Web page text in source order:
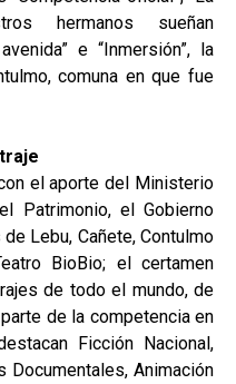
hermanos sueñan
e “Inmersión”, la
comuna en que fue
el aporte del Ministerio
Patrimonio, el Gobierno
Lebu, Cañete, Contulmo
BioBio; el certamen
de todo el mundo, de
de la competencia en
Ficción Nacional,
Documentales, Animación